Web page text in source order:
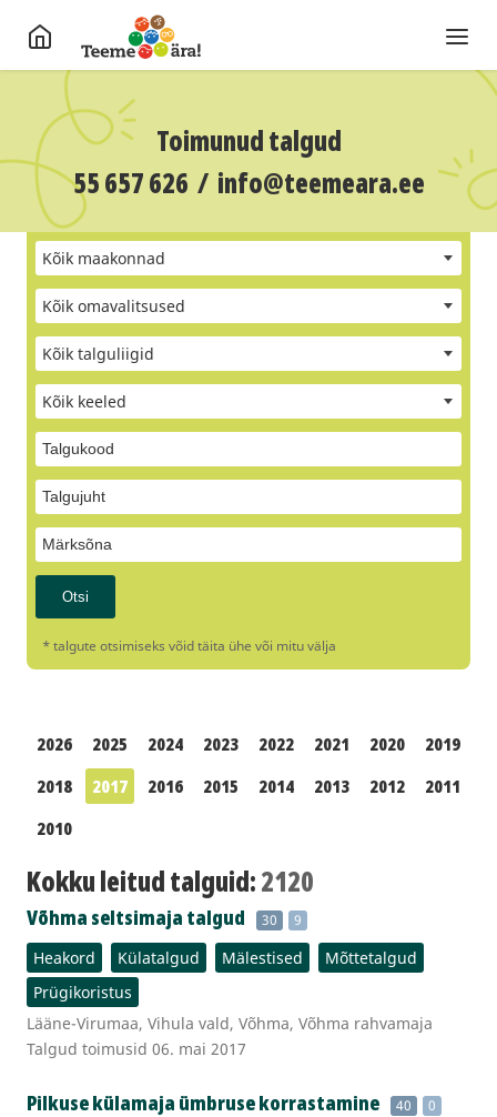
Toimunud talgud
55 657 626 / info@teemeara.ee
Kõik maakonnad
Kõik omavalitsused
Kõik talguliigid
Kõik keeled
* talgute otsimiseks võid täita ühe või mitu välja
2026 2025 2024 2023 2022 2021 2020
2019
2018
2017 2016 2015 2014 2013 2012
2011
2010
Kokku leitud talguid:2120
Võhma seltsimaja talgud 30 9
Heakord Külatalgud Mälestised
Mõttetalgud
Prügikoristus
Lääne-Virumaa, Vihula vald, Võhma, Võhma rahvamaja
Talgud toimusid 06. mai 2017
Pilkuse külamaja ümbruse korrastamine 40 0